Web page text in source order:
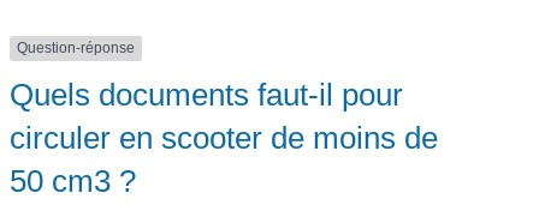
Question-réponse
Quels documents faut-il pour
circuler en scooter de moins de
50 cm3 ?